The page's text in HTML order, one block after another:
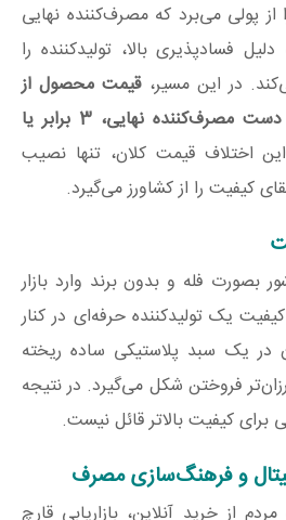
از پولی می‌برد که مصرف‌کننده نهایی
فسادپذیری بالا، تولیدکننده را
در این مسیر،قیمت محصول از
درب مزرعه تا رسیدن به دست مصرف‌کننده نهایی، 3 برابر یا
این اختلاف قیمت کلان، تنها نصیب
کیفیت را از کشاورز می‌گیرد.
بصورت فله و بدون برند وارد بازار
یک تولیدکننده حرفه‌ای در کنار
یک سبد پلاستیکی ساده ریخته
فروختن شکل می‌گیرد. در نتیجه
برای کیفیت بالاتر قائل نیست.
و فرهنگ‌سازی مصرف
از خرید آنلاین، بازاریابی قارچ